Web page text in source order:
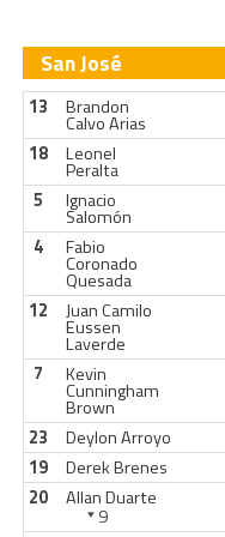
San José
13 Brandon
Calvo Arias
18
Leonel
Peralta
5
Ignacio
Salomón
4
Fabio
Coronado
Quesada
12
Juan Camilo
Eussen
Laverde
7
Kevin
Cunningham
Brown
23
Deylon Arroyo
19
Derek Brenes
20
Allan Duarte
9